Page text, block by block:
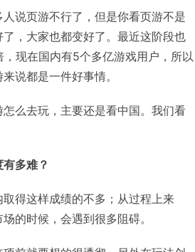
说页游不行了，但是你看页游不是
，大家也都变好了。最近这阶段也
现在国内有5个多亿游戏用户，所以
说都是一件好事情。
么去玩，主要还是看中国。我们看
多难？
得这样成绩的不多；从过程上来
的时候，会遇到很多阻碍。